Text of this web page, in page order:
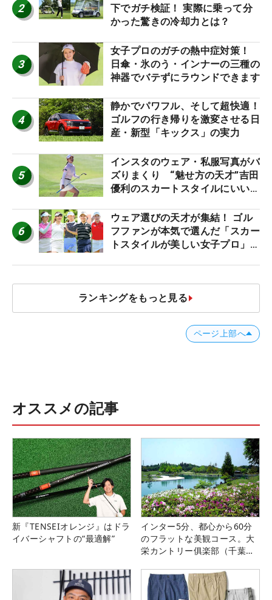
2
下でガチ検証！ 実際に乗って分
かった驚きの冷却力とは？
3
女子プロのガチの熱中症対策！
日傘・氷のう・インナーの三種の
神器でバテずにラウンドできます
4
静かでパワフル、そして超快適！
ゴルフの行き帰りを激変させる日
産・新型「キックス」の実力
5
インスタのウェア・私服写真がバ
ズりまくり “魅せ方の天才”吉田
優利のスカートスタイルにいい
6
ウェア選びの天才が集結！ ゴル
フファンが本気で選んだ「スカー
トスタイルが美しい女子プロ」神
ランキングをもっと見る
ページ上部へ
オススメの記事
新『TENSEIオレンジ』はドラ
イバーシャフトの“最適解”
インター5分、都心から60分
のフラットな美観コース。大
栄カントリー俱楽部（千葉